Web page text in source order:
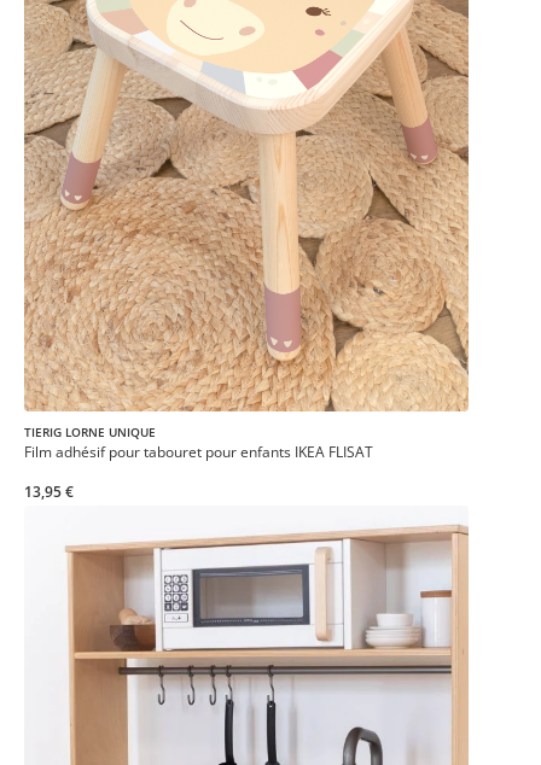
TIERIG LORNE UNIQUE
Film adhésif pour tabouret pour enfants IKEA FLISAT
13,95 €